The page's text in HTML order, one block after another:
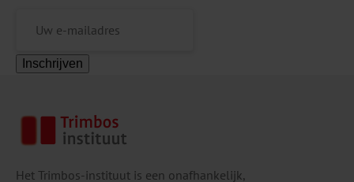
Inschrijven
Het Trimbos-instituut is een onafhankelijk,